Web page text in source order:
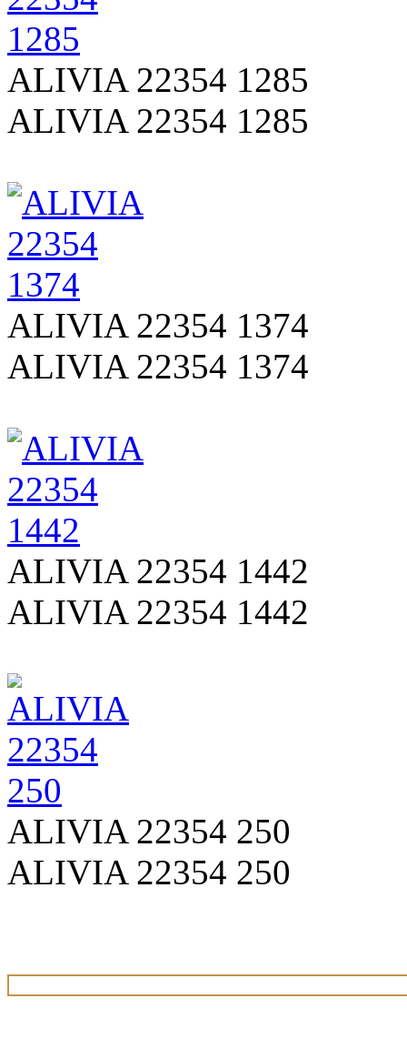
ALIVIA 22354 1285
ALIVIA 22354 1285
ALIVIA 22354 1374
ALIVIA 22354 1374
ALIVIA 22354 1442
ALIVIA 22354 1442
ALIVIA 22354 250
ALIVIA 22354 250